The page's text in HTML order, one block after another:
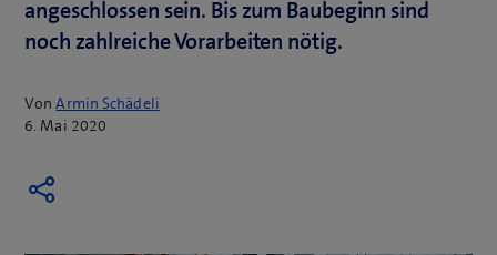
angeschlossen sein. Bis zum Baubeginn sind
noch zahlreiche Vorarbeiten nötig.
VonArmin Schädeli
6. Mai 2020